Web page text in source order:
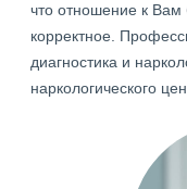
что отношение к Вам
корректное.
диагностика и
наркологического